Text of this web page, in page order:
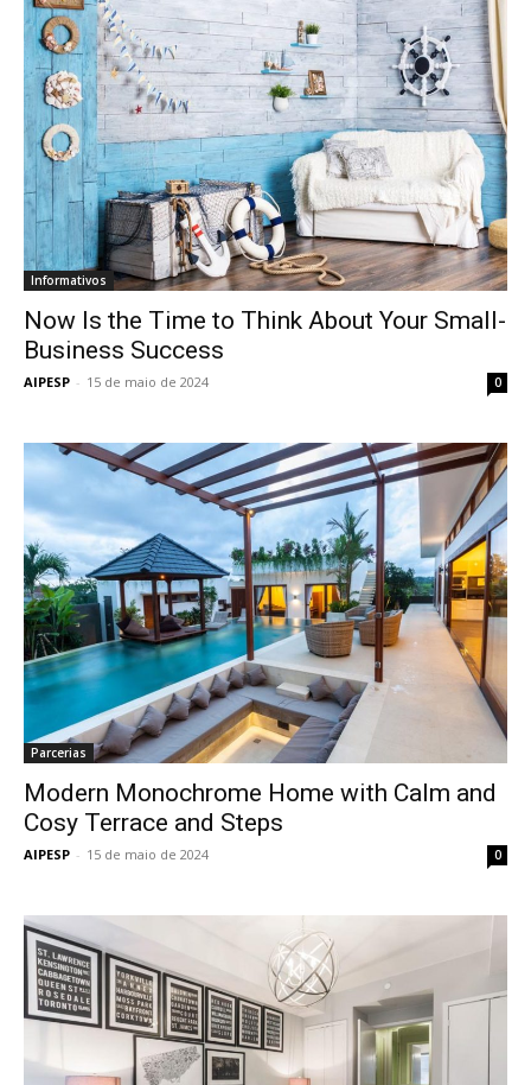
Informativos
Now Is the Time to Think About Your Small-
Business Success
AIPESP - 15 de maio de 2024 0
Parcerias
Modern Monochrome Home with Calm and
Cosy Terrace and Steps
AIPESP - 15 de maio de 2024 0